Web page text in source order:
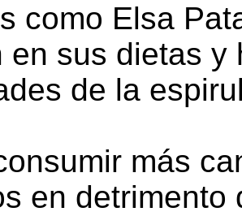
como Elsa
en sus dietas
de la
más
en